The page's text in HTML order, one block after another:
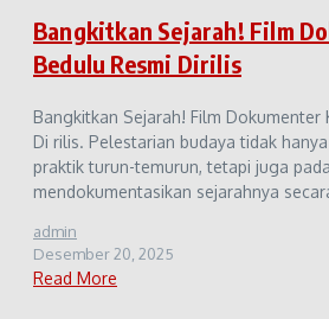
Bangkitkan Sejarah! Film
Bedulu Resmi Dirilis
Bangkitkan Sejarah! Film Dokumenter
Di rilis. Pelestarian budaya tidak
praktik turun-temurun, tetapi juga
mendokumentasikan sejarahnya
admin
Desember 20, 2025
Read More